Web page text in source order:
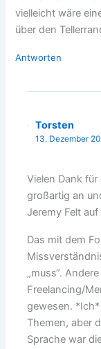
vielleicht wäre
über den
Antworten
Torsten
13. Dezember
Vielen Dank
großartig an
Jeremy Felt
Das mit dem
„muss“.
Freelancing/
gewesen.
Themen, aber
Sprache war